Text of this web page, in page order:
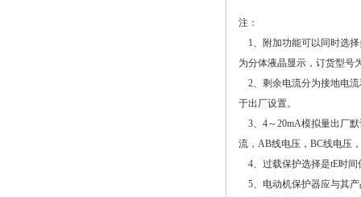
注：
1、附加功能可以同时选择
为分体液晶显示，订货型号
2、剩余电流分为接地电流
于出厂设置。
3、4～20mA模拟量出厂
流，AB线电压，BC线电压
4、过载保护选择是tE时间
5、电动机保护器应与其